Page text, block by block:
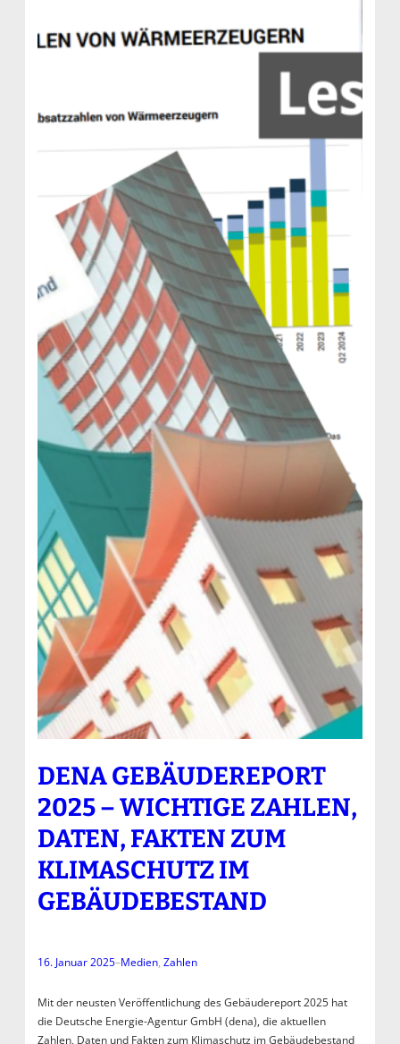
DENA GEBÄUDEREPORT
2025 – WICHTIGE ZAHLEN,
DATEN, FAKTEN ZUM
KLIMASCHUTZ IM
GEBÄUDEBESTAND
16. Januar 2025–Medien, Zahlen
Mit der neusten Veröffentlichung des Gebäudereport 2025 hat
die Deutsche Energie-Agentur GmbH (dena), die aktuellen
Zahlen, Daten und Fakten zum Klimaschutz im Gebäudebestand